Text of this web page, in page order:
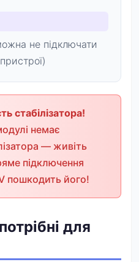
не підключати
стабілізатора!
немає
— живіть
підключення
пошкодить його!
для